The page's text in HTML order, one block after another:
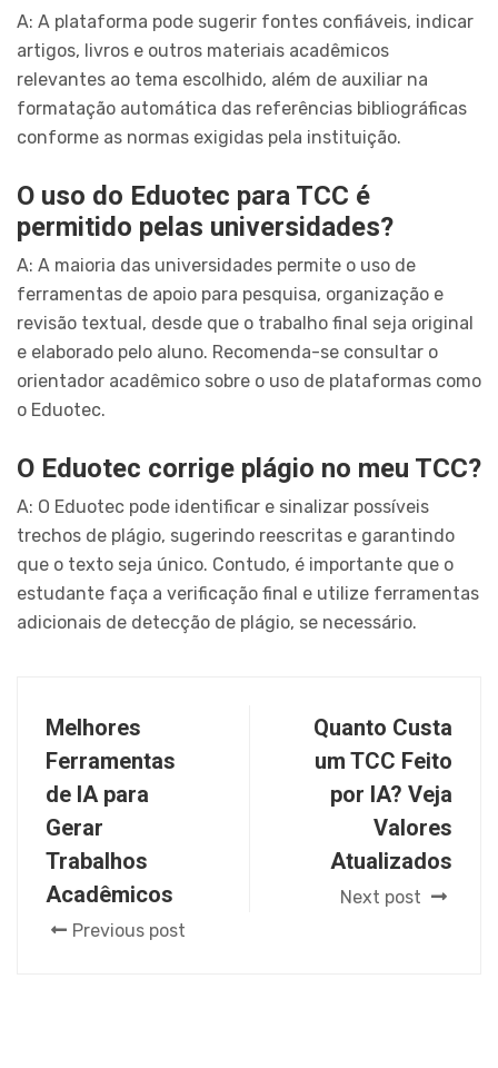
A: A plataforma pode sugerir fontes confiáveis, indicar
artigos, livros e outros materiais acadêmicos
relevantes ao tema escolhido, além de auxiliar na
formatação automática das referências bibliográficas
conforme as normas exigidas pela instituição.
O uso do Eduotec para TCC é
permitido pelas universidades?
A: A maioria das universidades permite o uso de
ferramentas de apoio para pesquisa, organização e
revisão textual, desde que o trabalho final seja original
e elaborado pelo aluno. Recomenda-se consultar o
orientador acadêmico sobre o uso de plataformas como
o Eduotec.
O Eduotec corrige plágio no meu TCC?
A: O Eduotec pode identificar e sinalizar possíveis
trechos de plágio, sugerindo reescritas e garantindo
que o texto seja único. Contudo, é importante que o
estudante faça a verificação final e utilize ferramentas
adicionais de detecção de plágio, se necessário.
Melhores
Ferramentas
de IA para
Gerar
Trabalhos
Acadêmicos
Previous post
Quanto Custa
um TCC Feito
por IA? Veja
Valores
Atualizados
Next post